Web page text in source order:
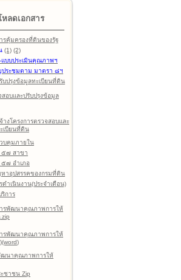
ลดเอกสาร
รคุ้มครองที่ดินของรัฐ
(1) (2)
แบบประเมินคุณภาพฯ
ระชุมตาม มาตรา ๘ฯ
บปรุงข้อมูลทะเบียนที่ดิน
สอบและปรับปรุงข้อมูล
งโครงการตรวจสอบและ
เบียนที่ดิน
บคุมภายใน
๕๗ สาขา
๕๗ อำเภอ
าอุปสรรคของกรมที่ดิน
ดำเนินงาน(ประจำเดือน)
ริการ
ารพัฒนาคุณภาพการให้
ารพัฒนาคุณภาพการให้
)
ฒนาคุณภาพการให้
ชาชน Zip